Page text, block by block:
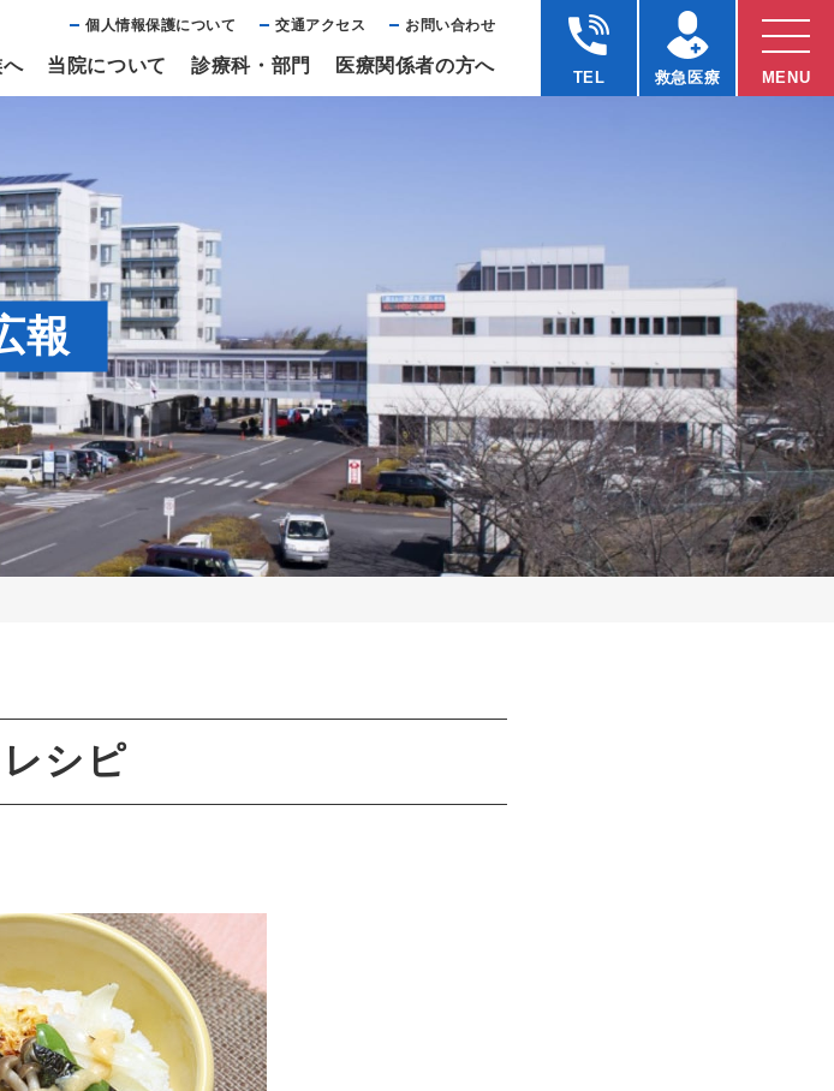
個⼈情報保護について 交通アクセス お問い合わせ
当院について 診療科・部⾨ 医療関係者の⽅へ
TEL 救急医療 MENU
報
シピ